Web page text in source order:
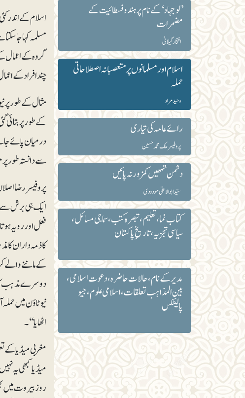
’لو جہاد‘ کے نام پر ہندو فسطائیت کے
مضمرات
افتخار گیلانی
اسلام اور مسلمانوں پر متعصبانہ اصطلاحاتی
حملہ
وحید مراد
رائے عامہ کی تیاری
پروفیسر ملک محمد حسین
دشمن تمھیں کمزور نہ پائیں
سیّد ابوالاعلیٰ مودودی
کتاب نما، تعلیم، تبصرہ کتب، سماجی مسائل،
سیاسی تجزیہ، تاریخِ پاکستان
مدیر کے نام، حالات حاضرہ، دعوت اسلامی،
بین المذاہب تعلقات، اسلامی علوم، جیو
پالیٹکس
اسلام کے اندر
مسلمہ کہا جا
گروہ کے اعمال
چند افراد کے
مثال کے طور پر
کے طور پر
درمیان پائے
سے دانستہ طور
پروفیسر رضا
ایک ہی برش سے
فعل اور رویہ
کا ذمہ دار ان
کے ماننے والے
اٹھایا‘‘۔
مغربی میڈیا کے
میڈیا کبھی یہ